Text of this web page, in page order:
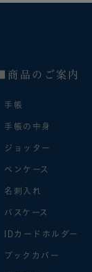
■商品のご案内
手帳
手帳の中身
ジョッター
ペンケース
名刺入れ
パスケース
IDカードホルダー
ブックカバー